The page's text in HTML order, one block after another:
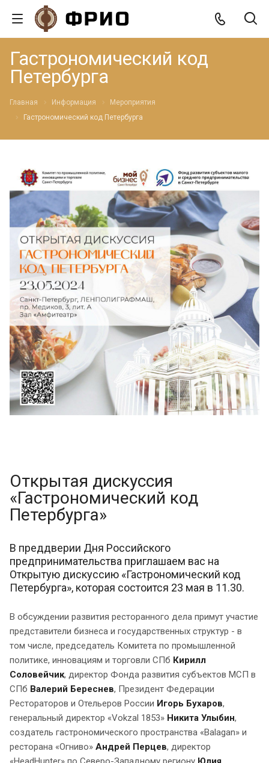
Гастрономический код
Петербурга
Главная Информация
Мероприятия
Гастрономический код Петербурга
Открытая дискуссия
«Гастрономический код
Петербурга»
В преддверии Дня Российского
предпринимательства приглашаем вас на
Открытую дискуссию «Гастрономический код
Петербурга», которая состоится 23 мая в 11.30.
В обсуждении развития ресторанного дела примут участие
представители бизнеса и государственных структур - в
том числе, председатель Комитета по промышленной
политике, инновациям и торговли СПб Кирилл
Соловейчик, директор Фонда развития субъектов МСП в
СПб Валерий Береснев, Президент Федерации
Рестораторов и Отельеров России Игорь Бухаров,
генеральный директор «Vokzal 1853» Никита Улыбин,
создатель гастрономического пространства «Balagan» и
ресторана «Огниво» Андрей Перцев, директор